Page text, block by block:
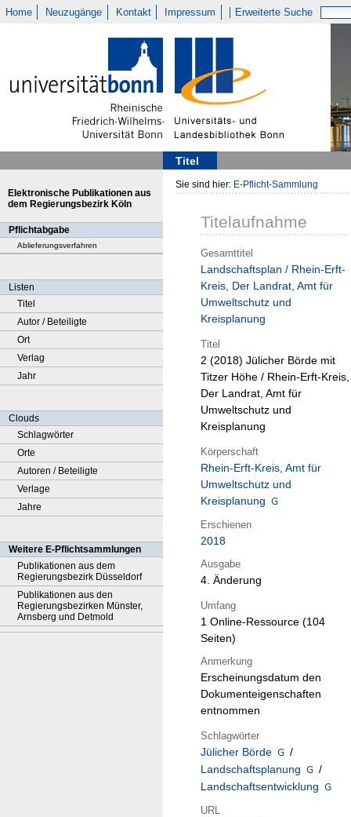
Home Neuzugänge Kontakt Impressum Erweiterte Suche
Titel
Elektronische Publikationen aus
dem Regierungsbezirk Köln
Pflichtabgabe
Ablieferungsverfahren
Listen
Titel
Autor / Beteiligte
Ort
Verlag
Jahr
Clouds
Schlagwörter
Orte
Autoren / Beteiligte
Verlage
Jahre
Weitere E-Pflichtsammlungen
Publikationen aus dem
Regierungsbezirk Düsseldorf
Publikationen aus den
Regierungsbezirken Münster,
Arnsberg und Detmold
Sie sind hier: E-Pflicht-Sammlung
Titelaufnahme
Gesamttitel
Landschaftsplan / Rhein-Erft-
Kreis, Der Landrat, Amt für
Umweltschutz und
Kreisplanung
Titel
2 (2018) Jülicher Börde mit
Titzer Höhe / Rhein-Erft-Kreis,
Der Landrat, Amt für
Umweltschutz und
Kreisplanung
Körperschaft
Rhein-Erft-Kreis, Amt für
Umweltschutz und
Kreisplanung
Erschienen
2018
Ausgabe
4. Änderung
Umfang
1 Online-Ressource (104
Seiten)
Anmerkung
Erscheinungsdatum den
Dokumenteigenschaften
entnommen
Schlagwörter
Jülicher Börde
/
Landschaftsplanung
/
Landschaftsentwicklung
URL